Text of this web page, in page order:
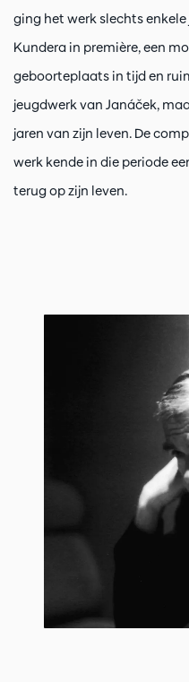
ging het werk slechts
Kundera in première, een
geboorteplaats in tijd en
jeugdwerk van Janáček,
jaren van zijn leven. De
werk kende in die periode
terug op zijn leven.